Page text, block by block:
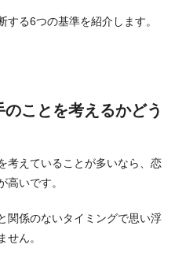
する6つの基準を紹介します。
ことを考えるかどう
考えていることが多いなら、恋
高いです。
関係のないタイミングで思い浮
せん。